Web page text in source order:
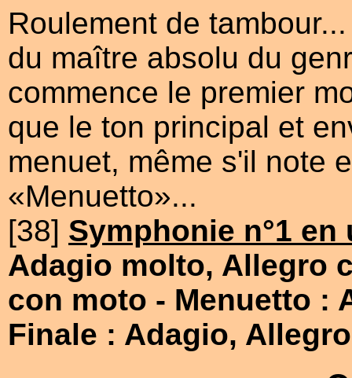
Roulement de
du maître absolu du
commence le premier
que le ton principal et
menuet, même s'il note
«Menuetto»...
[38] Symphonie n°1 en
Adagio molto, Allegro
con moto - Menuetto :
Finale : Adagio,